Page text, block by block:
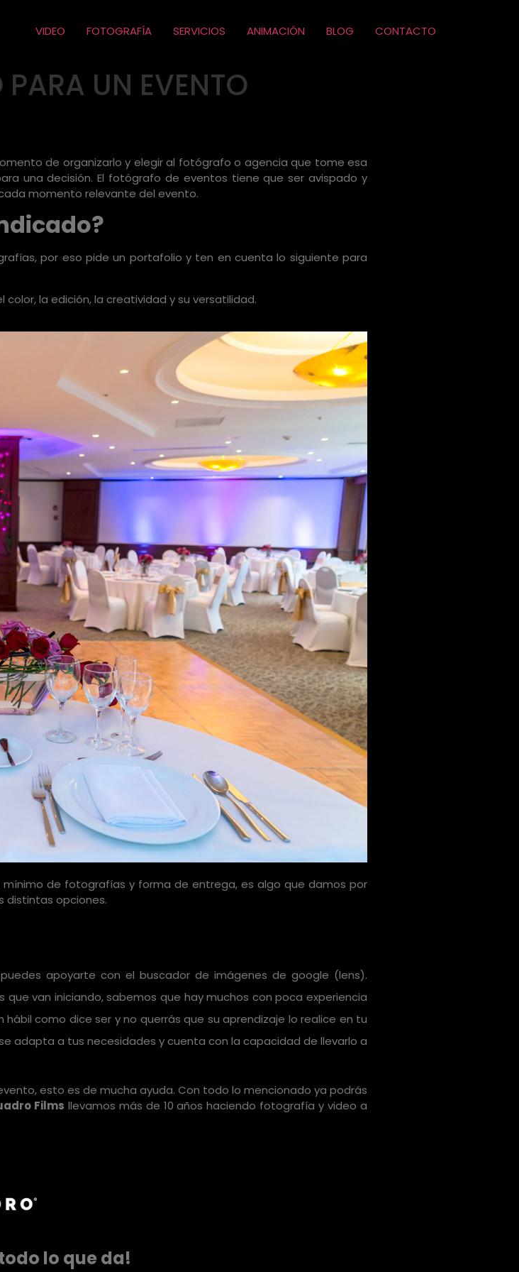
VIDEO FOTOGRAFÍA SERVICIOS ANIMACIÓN BLOG CONTACTO
UN EVENTO
de organizarlo y elegir al fotógrafo o agencia que tome esa
una decisión. El fotógrafo de eventos tiene que ser avispado y
momento relevante del evento.
por eso pide un portafolio y ten en cuenta lo siguiente para
la edición, la creatividad y su versatilidad.
de fotografías y forma de entrega, es algo que damos por
distintas opciones.
apoyarte con el buscador de imágenes de google (lens).
van iniciando, sabemos que hay muchos con poca experiencia
como dice ser y no querrás que su aprendizaje lo realice en tu
adapta a tus necesidades y cuenta con la capacidad de llevarlo a
esto es de mucha ayuda. Con todo lo mencionado ya podrás
Films llevamos más de 10 años haciendo fotografía y video a
lo que da!